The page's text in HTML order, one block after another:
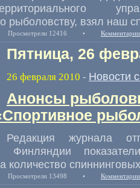
рыболовству, взял наш
Просмотрели 12416 •
Пятница, 26
26 февраля 2010 - Новости
Анонсы
Редакция журнала
Финляндии
количество
Просмотрели 13498 •